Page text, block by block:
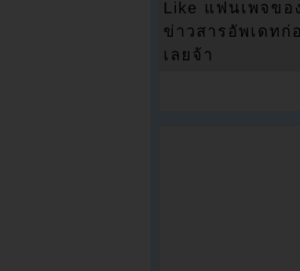
Like แฟนเพจขอ
ข่าวสารอัพเดทก่
เลยจ้า